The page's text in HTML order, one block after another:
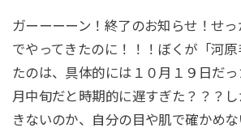
ガーーーーン！終了のお知らせ！せ
でやってきたのに！！！ぼくが「河
たのは、具体的には１０月１９日だ
月中旬だと時期的に遅すぎた？？？
きないのか、自分の目や肌で確かめ